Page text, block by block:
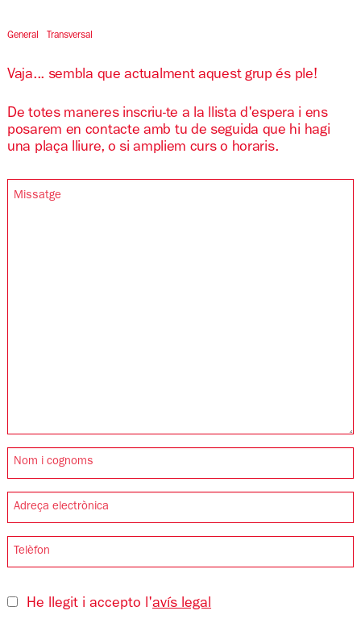
General Transversal
Vaja... sembla que actualment aquest grup és ple!
De totes maneres inscriu-te a la llista d'espera i ens
posarem en contacte amb tu de seguida que hi hagi
una plaça lliure, o si ampliem curs o horaris.
He llegit i accepto l'avís legal